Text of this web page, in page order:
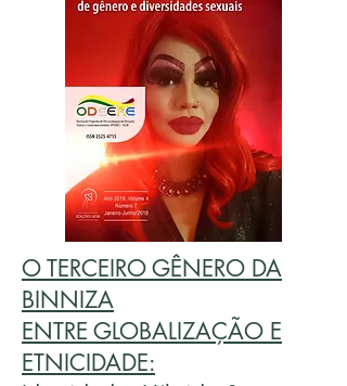
O TERCEIRO GÊNERO DA
BINNIZA
ENTRE GLOBALIZAÇÃO E
ETNICIDADE: